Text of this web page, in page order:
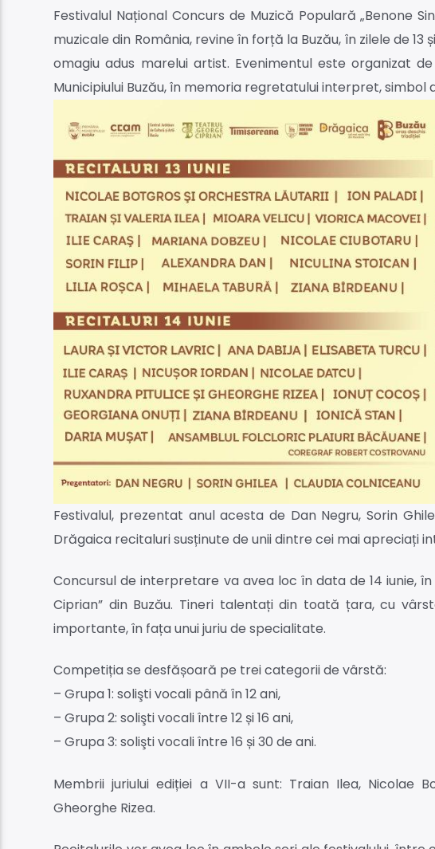
Festivalul Național Concurs de Muzică Populară „Benone
muzicale din România, revine în forță la Buzău, în zilele de
omagiu adus marelui artist. Evenimentul este organizat
Municipiului Buzău, în memoria regretatului interpret, simbol
Festivalul, prezentat anul acesta de Dan Negru, Sorin
Drăgaica recitaluri susținute de unii dintre cei mai apreciați
Concursul de interpretare va avea loc în data de 14 iunie,
Ciprian” din Buzău. Tineri talentați din toată țara, cu
importante, în fața unui juriu de specialitate.
Competiția se desfășoară pe trei categorii de vârstă:
– Grupa 1: solişti vocali până în 12 ani,
– Grupa 2: solişti vocali între 12 și 16 ani,
– Grupa 3: solişti vocali între 16 și 30 de ani.
Membrii juriului ediției a VII-a sunt: Traian Ilea, Nicolae
Gheorghe Rizea.